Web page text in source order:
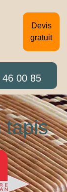
Devis
gratuit
00 85
tapis